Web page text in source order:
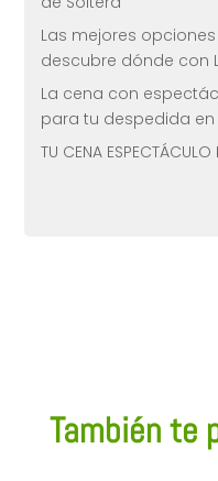
Las mejores
descubre dónde con
La cena con
para tu despedida en
TU CENA
También te